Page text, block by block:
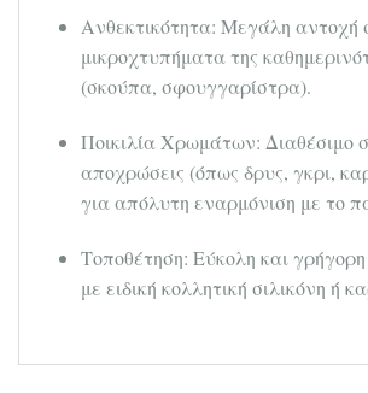
Ανθεκτικότητα: Μεγάλη αντοχή
μικροχτυπήματα της
(σκούπα, σφουγγαρίστρα).
Ποικιλία Χρωμάτων: Διαθέσιμο
αποχρώσεις (όπως δρυς, γκρι,
για απόλυτη εναρμόνιση με το
Τοποθέτηση: Εύκολη και
με ειδική κολλητική σιλικόνη ή